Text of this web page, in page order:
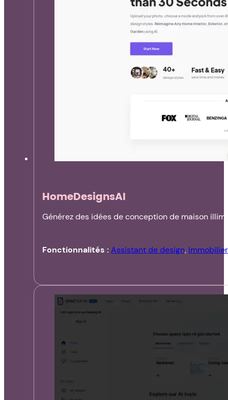
HomeDesignsAI
Générez des idées de conception de maison
Fonctionnalités : Assistant de design, Immobilier